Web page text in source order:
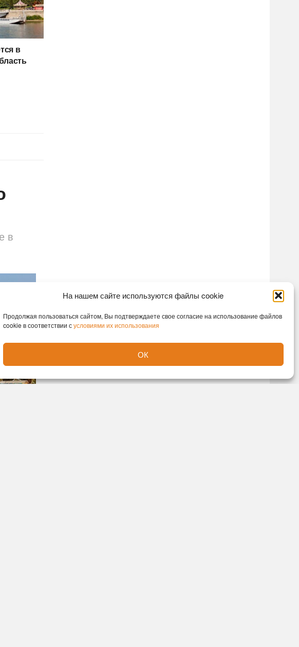
На нашем сайте используются файлы cookie
Продолжая пользоваться сайтом, Вы подтверждаете свое согласие на использование файлов
cookie в соответствии сусловиями их использования
ОК
в
в